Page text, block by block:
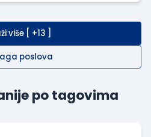
više [ +13 ]
poslova
po tagovima